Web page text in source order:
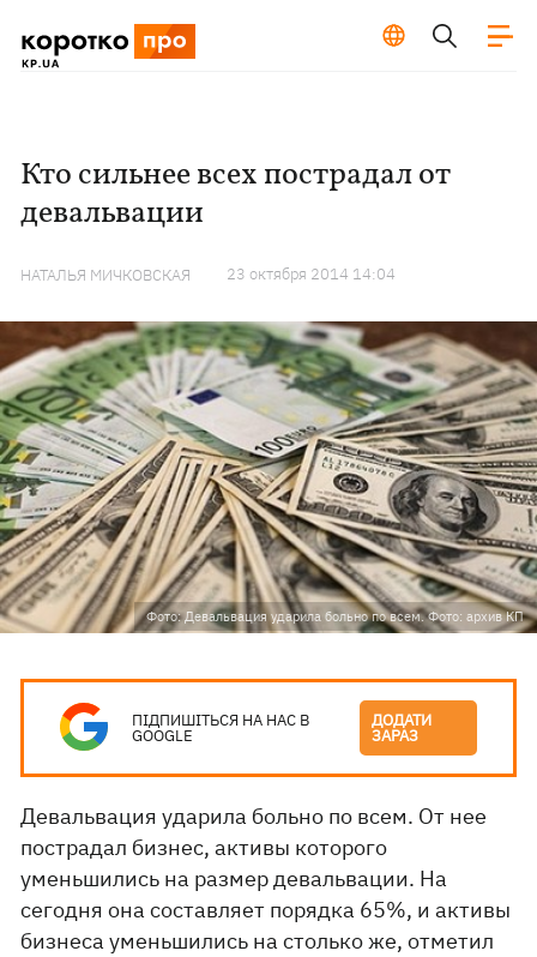
Кто сильнее всех пострадал от
девальвации
НАТАЛЬЯ МИЧКОВСКАЯ 23 октября 2014 14:04
Фото: Девальвация ударила больно по всем. Фото: архив КП
ПІДПИШІТЬСЯ НА НАС В
GOOGLE
ДОДАТИ
ЗАРАЗ
Девальвация ударила больно по всем. От нее
пострадал бизнес, активы которого
уменьшились на размер девальвации. На
сегодня она составляет порядка 65%, и активы
бизнеса уменьшились на столько же, отметил